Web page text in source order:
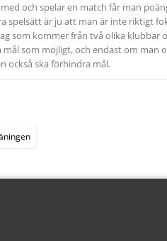
och spelar en match får man
spelsätt är ju att man är inte riktigt
som kommer från två olika klubbar
mål som möjligt, och endast om man
också ska förhindra mål.